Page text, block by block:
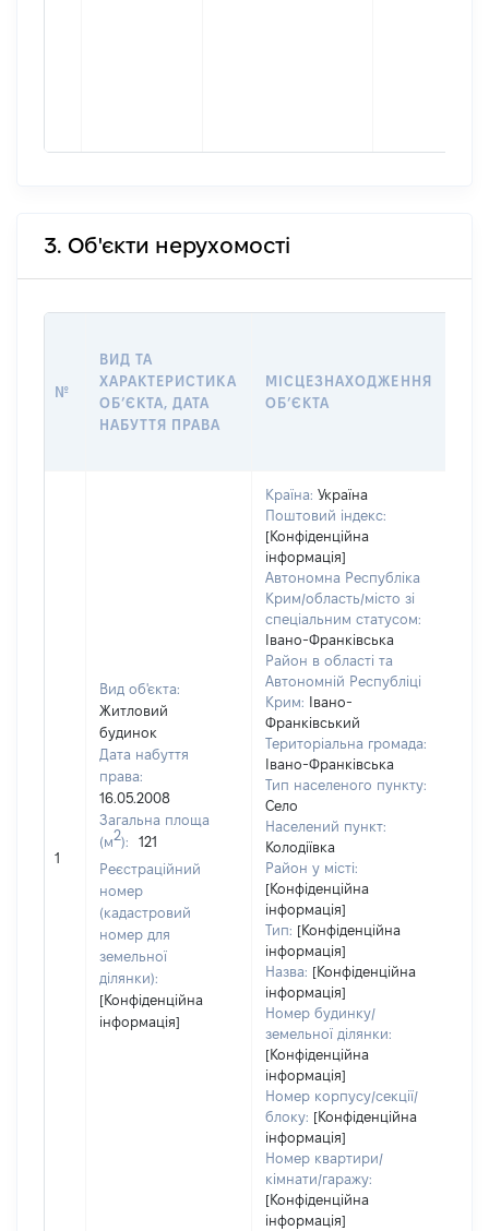
3. Об'єкти нерухомості
№
ВИД ТА
ХАРАКТЕРИСТИКА
ОБʼЄКТА, ДАТА
НАБУТТЯ ПРАВА
МІСЦЕЗНАХОДЖЕННЯ
ОБʼЄКТА
1
Вид об'єкта:
Житловий
будинок
Дата набуття
права:
16.05.2008
Загальна площа
(м2):
121
Реєстраційний
номер
(кадастровий
номер для
земельної
ділянки):
[Конфіденційна
інформація]
Країна: Україна
Поштовий індекс:
[Конфіденційна
інформація]
Автономна Республіка
Крим/область/місто зі
спеціальним статусом:
Івано-Франківська
Район в області та
Автономній Республіці
Крим:
Івано-
Франківський
Територіальна громада:
Івано-Франківська
Тип населеного пункту:
Село
Населений пункт:
Колодіївка
Район у місті:
[Конфіденційна
інформація]
Тип: [Конфіденційна
інформація]
Назва: [Конфіденційна
інформація]
Номер будинку/
земельної ділянки:
[Конфіденційна
інформація]
Номер корпусу/секції/
блоку: [Конфіденційна
інформація]
Номер квартири/
кімнати/гаражу:
[Конфіденційна
інформація]